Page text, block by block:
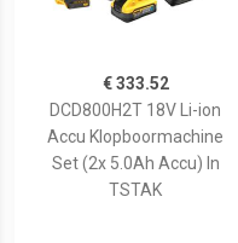
€ 333.52
DCD800H2T 18V Li-ion
Accu Klopboormachine
Set (2x 5.0Ah Accu) In
TSTAK